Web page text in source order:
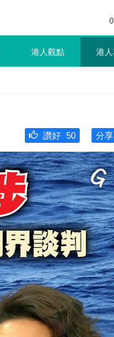
港人觀點 港
分享
讚好 50